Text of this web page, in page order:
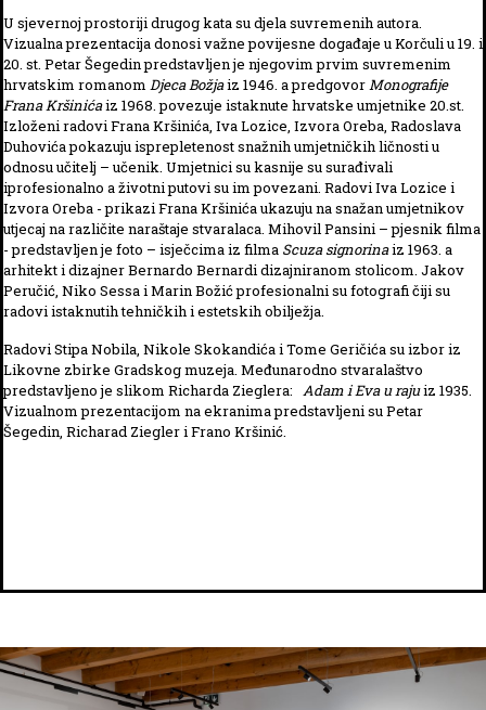
U sjevernoj prostoriji drugog kata su djela suvremenih autora.
Vizualna prezentacija donosi važne povijesne događaje u Korčuli u 19. i
20. st. Petar Šegedin predstavljen je njegovim prvim suvremenim
hrvatskim romanom Djeca Božjaiz 1946. a predgovorMonografije
Frana Kršinićaiz 1968. povezuje istaknute hrvatske umjetnike 20.st.
Izloženi radovi Frana Kršinića, Iva Lozice, Izvora Oreba, Radoslava
Duhovića pokazuju isprepletenost snažnih umjetničkih ličnosti u
odnosu učitelj – učenik. Umjetnici su kasnije su surađivali
iprofesionalno a životni putovi su im povezani. Radovi Iva Lozice i
Izvora Oreba - prikazi Frana Kršinića ukazuju na snažan umjetnikov
utjecaj na različite naraštaje stvaralaca. Mihovil Pansini – pjesnik filma
- predstavljen je foto – isječcima iz filma Scuza signorinaiz 1963. a
arhitekt i dizajner Bernardo Bernardi dizajniranom stolicom. Jakov
Peručić, Niko Sessa i Marin Božić profesionalni su fotografi čiji su
radovi istaknutih tehničkih i estetskih obilježja.
Radovi Stipa Nobila, Nikole Skokandića i Tome Geričića su izbor iz
Likovne zbirke Gradskog muzeja. Međunarodno stvaralaštvo
predstavljeno je slikom Richarda Zieglera: Adam i Eva u rajuiz 1935.
Vizualnom prezentacijom na ekranima predstavljeni su Petar
Šegedin, Richarad Ziegler i Frano Kršinić.